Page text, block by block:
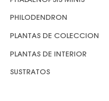
PHILODENDRON
PLANTAS DE COLECCION
PLANTAS DE INTERIOR
SUSTRATOS